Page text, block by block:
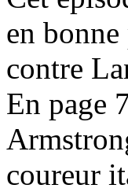
en
contre
En page
coureur